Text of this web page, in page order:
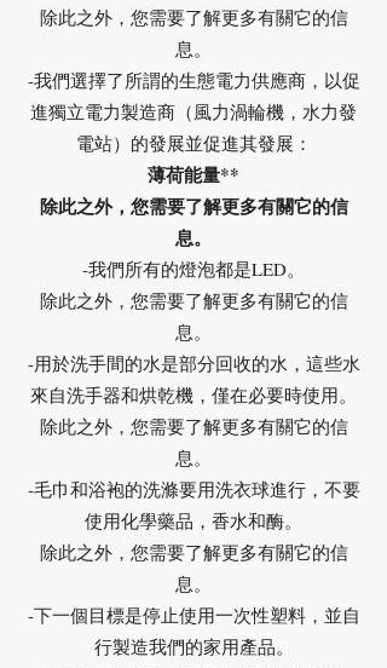
除此之外，您需要了解更多有關它的信
息。
-我們選擇了所謂的生態電力供應商，以促
進獨立電力製造商（風力渦輪機，水力發
電站）的發展並促進其發展：
薄荷能量**
除此之外，您需要了解更多有關它的信
息。
-我們所有的燈泡都是LED。
除此之外，您需要了解更多有關它的信
息。
-用於洗手間的水是部分回收的水，這些水
來自洗手器和烘乾機，僅在必要時使用。
除此之外，您需要了解更多有關它的信
息。
-毛巾和浴袍的洗滌要用洗衣球進行，不要
使用化學藥品，香水和酶。
除此之外，您需要了解更多有關它的信
息。
-下一個目標是停止使用一次性塑料，並自
行製造我們的家用產品。